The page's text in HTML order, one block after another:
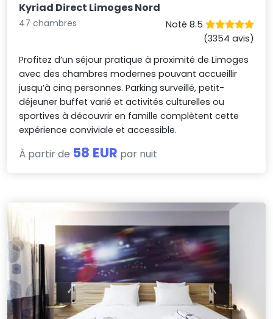
Kyriad Direct Limoges Nord
47 chambres
Noté 8.5
(3354 avis)
Profitez d’un séjour pratique à proximité de Limoges
avec des chambres modernes pouvant accueillir
jusqu’à cinq personnes. Parking surveillé, petit-
déjeuner buffet varié et activités culturelles ou
sportives à découvrir en famille complètent cette
expérience conviviale et accessible.
À partir de 58 EUR par nuit